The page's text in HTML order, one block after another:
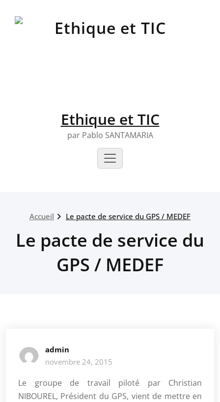
Ethique et TIC
par Pablo SANTAMARIA
Accueil Le pacte de service du GPS / MEDEF
Le pacte de service du
GPS / MEDEF
admin
novembre 24, 2015
Le groupe de travail piloté par Christian
NIBOUREL, Président du GPS, vient de mettre en